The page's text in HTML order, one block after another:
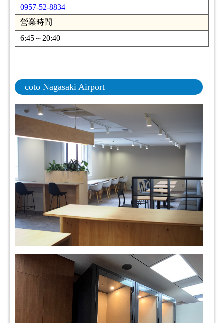
0957-52-8834
營業時間
6:45～20:40
coto Nagasaki Airport